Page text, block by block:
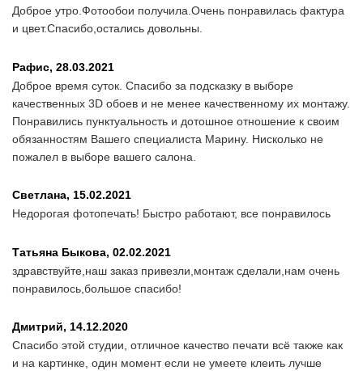
Доброе утро.Фотообои получила.Очень понравилась фактура
и цвет.Спасибо,остались довольны.
Рафис, 28.03.2021
Доброе время суток. Спасибо за подсказку в выборе
качественных 3D обоев и не менее качественному их монтажу.
Понравились пунктуальность и дотошное отношение к своим
обязанностям Вашего специалиста Марину. Нисколько не
пожалел в выборе вашего салона.
Светлана, 15.02.2021
Недорогая фотопечать! Быстро работают, все понравилось
Татьяна Быкова, 02.02.2021
здравствуйте,наш заказ привезли,монтаж сделали,нам очень
понравилось,большое спасибо!
Дмитрий, 14.12.2020
Спасибо этой студии, отличное качество печати всё также как
и на картинке, один момент если не умеете клеить лучше